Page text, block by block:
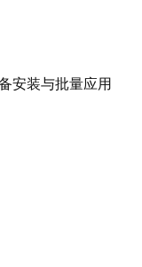
安装与批量应用